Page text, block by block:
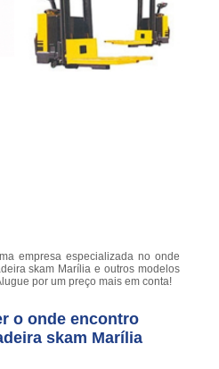
empresa especializada no onde
skam Marília e outros modelos
por um preço mais em conta!
o onde encontro
skam Marília